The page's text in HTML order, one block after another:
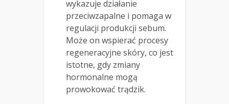
wykazuje działanie
przeciwzapalne i pomaga w
regulacji produkcji sebum.
Może on wspierać procesy
regeneracyjne skóry, co jest
istotne, gdy zmiany
hormonalne mogą
prowokować trądzik.